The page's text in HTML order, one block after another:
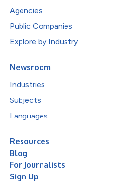
Agencies
Public Companies
Explore by Industry
Newsroom
Industries
Subjects
Languages
Resources
Blog
For Journalists
Sign Up